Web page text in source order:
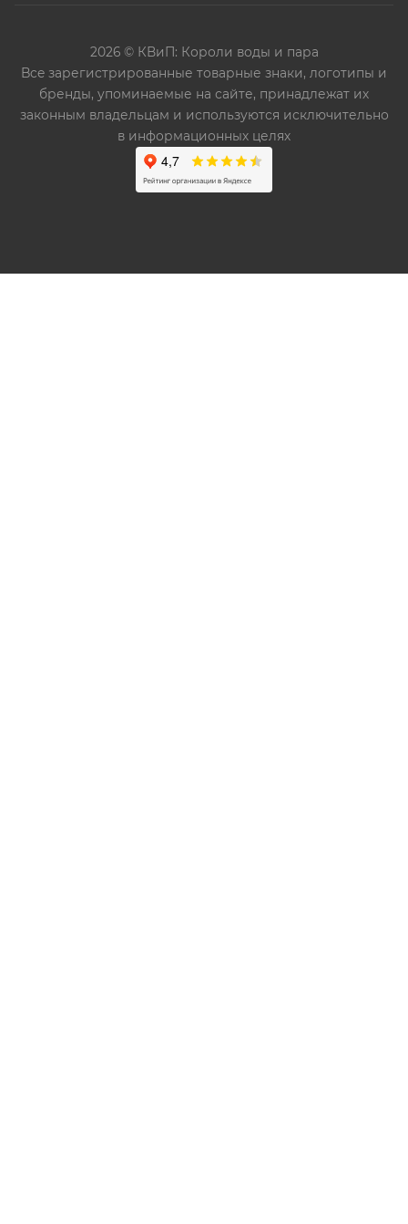
2026 © КВиП: Короли воды и пара
Bce зарегистрированные товарные знаки, логотипы и
бренды, упоминаемые на сайте, принадлежат их
законным владельцам и используются исключительно
в информационных целях